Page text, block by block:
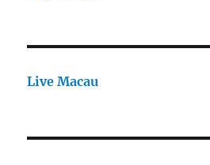
Live Macau